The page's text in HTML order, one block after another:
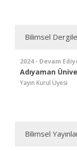
Bilimsel
2024 - Devam
Adıyaman
Yayın Kurul Üyesi
Bilimsel